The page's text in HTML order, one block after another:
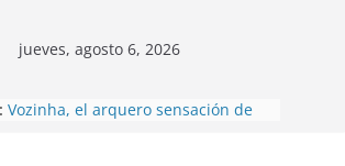
jueves, agosto 6, 2026
implicados en caso de Alison,